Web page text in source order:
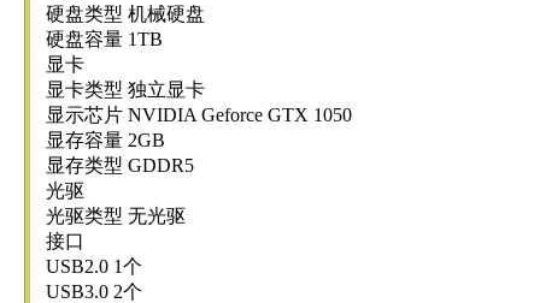
硬盘类型 机械硬盘
硬盘容量 1TB
显卡
显卡类型 独立显卡
显示芯片 NVIDIA Geforce GTX 1050
显存容量 2GB
显存类型 GDDR5
光驱
光驱类型 无光驱
接口
USB2.0 1个
USB3.0 2个